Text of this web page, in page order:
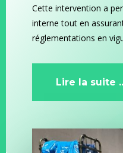
Cette intervention a
interne tout en
réglementations en
Lire la suite